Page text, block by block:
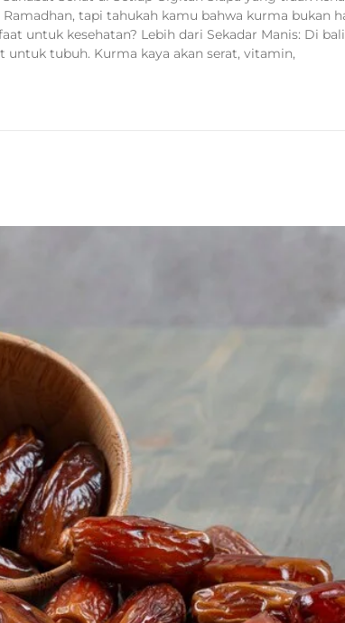
tapi tahukah kamu bahwa kurma bukan
untuk kesehatan? Lebih dari Sekadar Manis: Di
tubuh. Kurma kaya akan serat, vitamin,